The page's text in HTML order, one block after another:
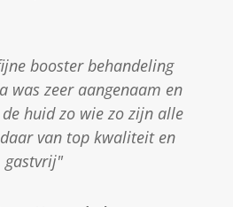
booster behandeling
was zeer aangenaam en
huid zo wie zo zijn alle
van top kwaliteit en
gastvrij"